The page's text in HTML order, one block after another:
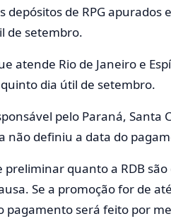
depósitos de RPG
de setembro.
atende Rio de Janeiro e
dia útil de setembro.
pelo Paraná,
não definiu a data do
preliminar quanto a RDB
Se a promoção for de
pagamento será feito por